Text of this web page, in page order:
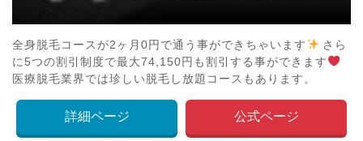
全身脱毛コースが2ヶ月0円で通う事ができちゃいます
さら
に5つの割引制度で最大74,150円も割引する事ができます
医療脱毛業界では珍しい脱毛し放題コースもあります。
詳細ページ 公式ページ